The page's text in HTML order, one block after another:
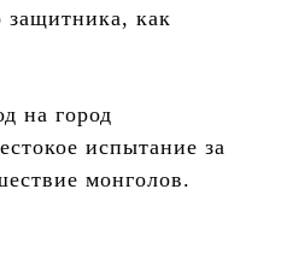
защитника, как
на город
испытание за
монголов.